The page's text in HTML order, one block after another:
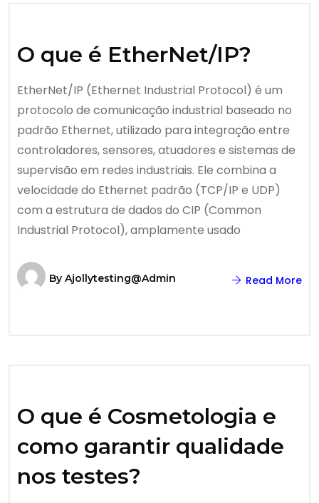
O que é EtherNet/IP?
EtherNet/IP (Ethernet Industrial Protocol) é um
protocolo de comunicação industrial baseado no
padrão Ethernet, utilizado para integração entre
controladores, sensores, atuadores e sistemas de
supervisão em redes industriais. Ele combina a
velocidade do Ethernet padrão (TCP/IP e UDP)
com a estrutura de dados do CIP (Common
Industrial Protocol), amplamente usado
By Ajollytesting@admin Read More
O que é Cosmetologia e
como garantir qualidade
nos testes?